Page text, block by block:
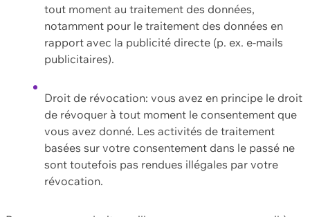
tout moment au traitement des données,
notamment pour le traitement des données en
rapport avec la publicité directe (p. ex. e-mails
publicitaires).
Droit de révocation: vous avez en principe le droit
de révoquer à tout moment le consentement que
vous avez donné. Les activités de traitement
basées sur votre consentement dans le passé ne
sont toutefois pas rendues illégales par votre
révocation.